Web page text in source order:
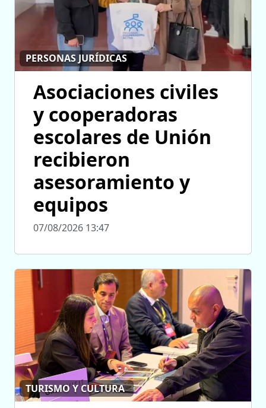
PERSONAS JURÍDICAS
Asociaciones civiles
y cooperadoras
escolares de Unión
recibieron
asesoramiento y
equipos
07/08/2026 13:47
TURISMO Y CULTURA